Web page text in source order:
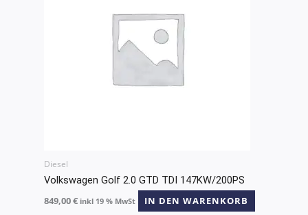
Diesel
Volkswagen Golf 2.0 GTD TDI 147KW/200PS
849,00€ inkl 19 % MwSt IN DEN WARENKORB